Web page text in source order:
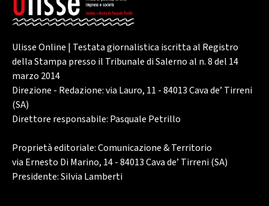
Ulisse Online | Testata giornalistica iscritta al Registro
della Stampa presso il Tribunale di Salerno al n. 8 del 14
marzo 2014
Direzione - Redazione: via Lauro, 11 - 84013 Cava de’ Tirreni
(SA)
Direttore responsabile: Pasquale Petrillo
Proprietà editoriale: Comunicazione & Territorio
via Ernesto Di Marino, 14 - 84013 Cava de’ Tirreni (SA)
Presidente: Silvia Lamberti